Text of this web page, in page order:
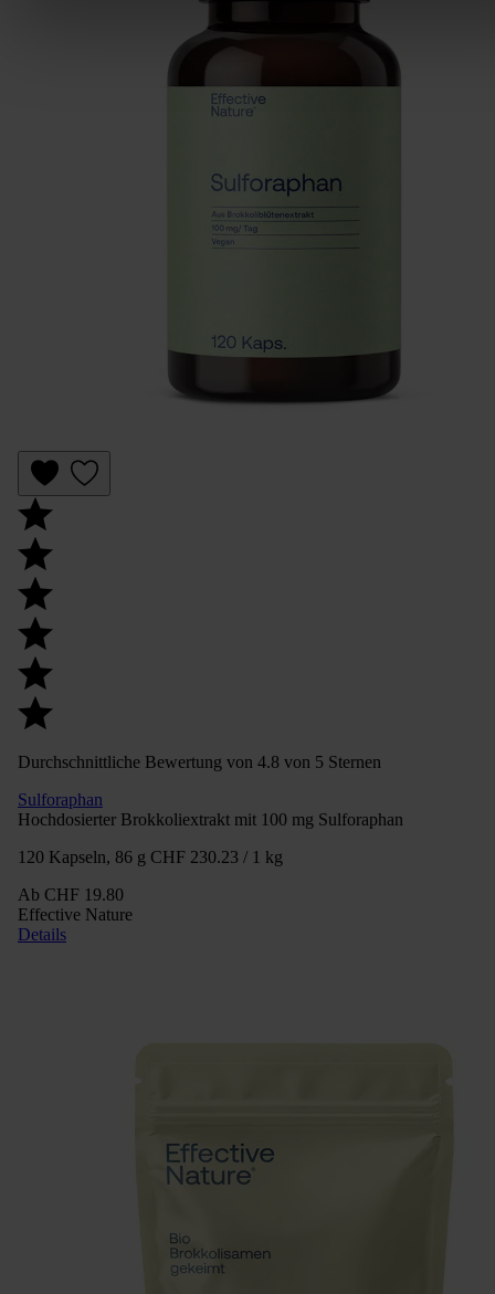
Durchschnittliche Bewertung von 4.8 von 5 Sternen
Sulforaphan
Hochdosierter Brokkoliextrakt mit 100 mg Sulforaphan
120 Kapseln, 86 g CHF 230.23 / 1 kg
Ab CHF 19.80
Effective Nature
Details